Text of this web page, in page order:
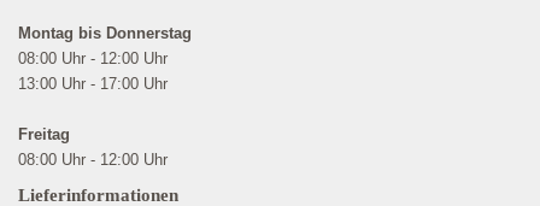
Montag bis Donnerstag
08:00 Uhr - 12:00 Uhr
13:00 Uhr - 17:00 Uhr
Freitag
08:00 Uhr - 12:00 Uhr
Lieferinformationen